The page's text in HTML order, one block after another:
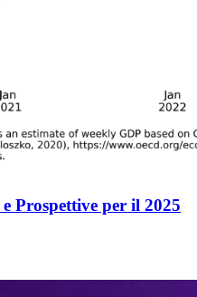
Prospettive per il 2025